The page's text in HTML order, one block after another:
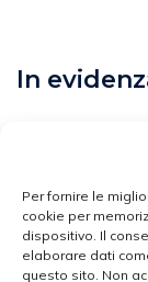
Per fornire le
cookie per
dispositivo. Il
elaborare dati
questo sito. Non
In
Volley
Arti Marziali